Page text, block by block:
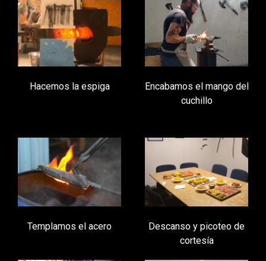
Hacemos la espiga
Encabamos el mango del
cuchillo
Templamos el acero
Descanso y picoteo de
cortesía